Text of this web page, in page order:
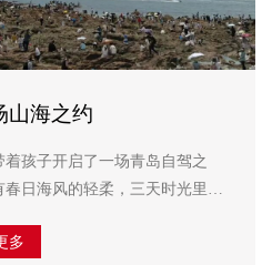
山海之约
孩子开启了一场青岛自驾之
日海风的轻柔，三天时光里，
，满是温馨与深意。 青岛
多